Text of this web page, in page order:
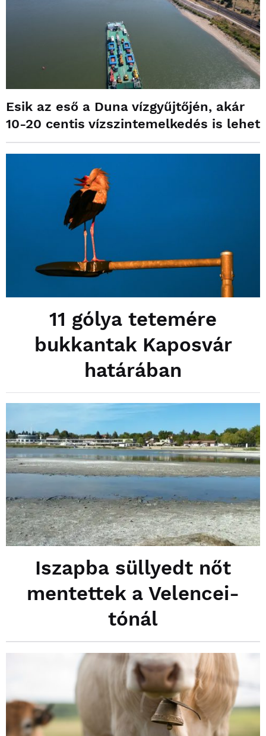
Esik az eső a Duna vízgyűjtőjén, akár
10-20 centis vízszintemelkedés is lehet
11 gólya tetemére
bukkantak Kaposvár
határában
Iszapba süllyedt nőt
mentettek a Velencei-
tónál